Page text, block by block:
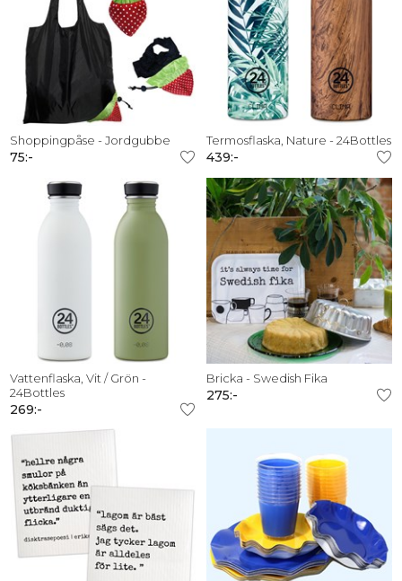
Shoppingpåse - Jordgubbe
75:-
Termosflaska, Nature - 24Bottles
439:-
Vattenflaska, Vit / Grön -
24Bottles
269:-
Bricka - Swedish Fika
275:-